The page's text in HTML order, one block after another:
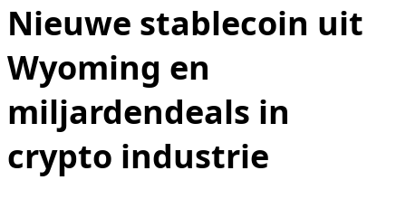
Nieuwe stablecoin uit
Wyoming en
miljardendeals in
crypto industrie